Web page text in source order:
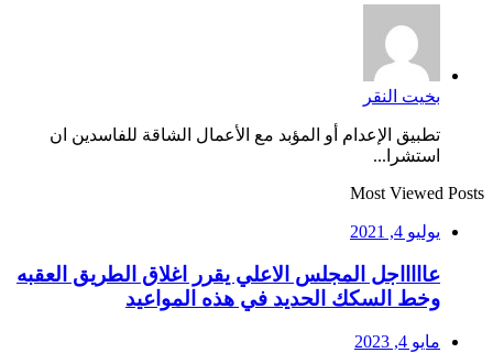
بخيت النقر
تطبيق الإعدام أو المؤبد مع الأعمال الشاقة للفاسدين ان
استشرا...
Most Viewed Posts
يوليو 4, 2021
عاااااجل المجلس الاعلي يقرر اغلاق الطريق العقبه
وخط السكك الحديد في هذه المواعيد
مايو 4, 2023